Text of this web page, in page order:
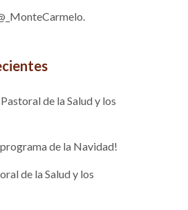
de la Salud y los
programa de la Navidad!
de la Salud y los